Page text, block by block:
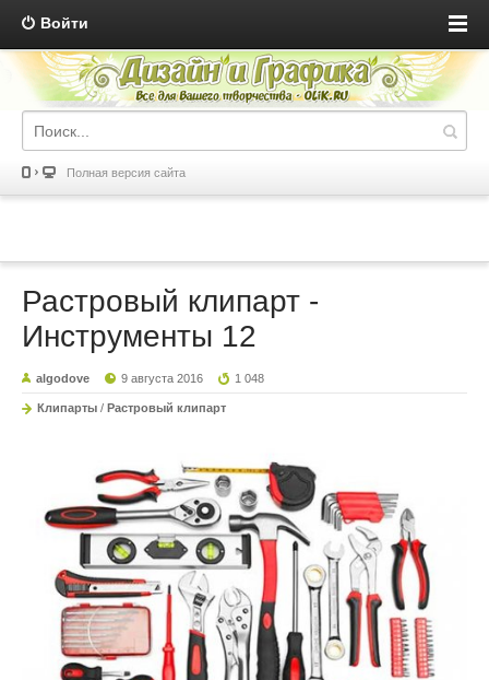
Войти
Полная версия сайта
Растровый клипарт -
Инструменты 12
algodove 9 августа 2016 1 048
Клипарты / Растровый клипарт